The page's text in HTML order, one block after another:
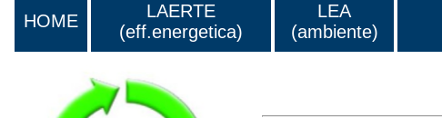
HOME
LAERTE
(eff.energetica)
LEA
(ambiente)